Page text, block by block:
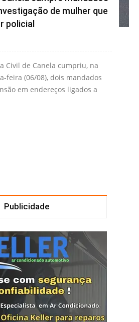
de mulher que
policial
Civil de Canela cumpriu, na
feira (06/08), dois mandados
em endereços ligados a
Publicidade